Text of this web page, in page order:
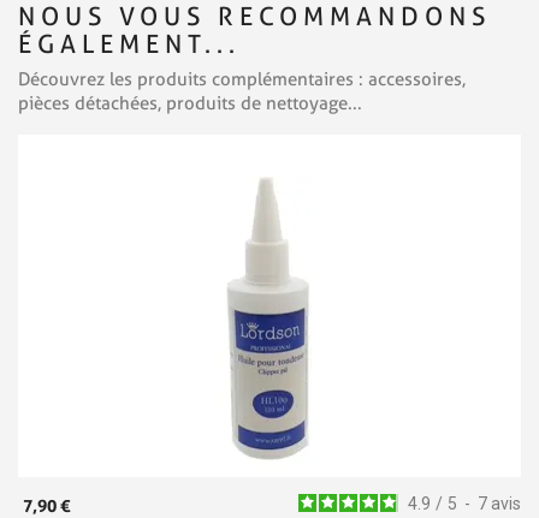
NOUS VOUS RECOMMANDONS
ÉGALEMENT...
Découvrez les produits complémentaires : accessoires,
pièces détachées, produits de nettoyage...
4.9 / 5 - 7 avis
7,90 €